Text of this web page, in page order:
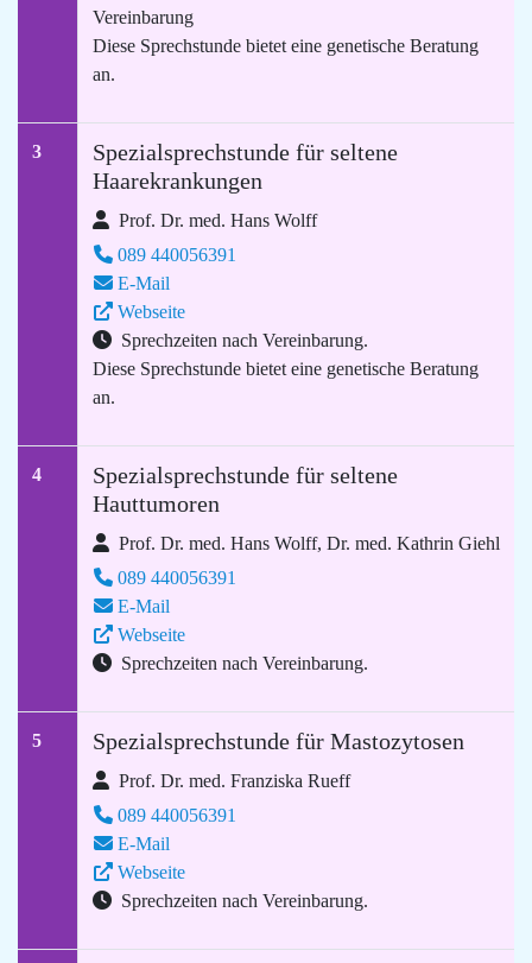
Vereinbarung
Diese Sprechstunde bietet eine genetische Beratung
an.
3
Spezialsprechstunde für seltene
Haarekrankungen
Prof. Dr. med. Hans Wolff
089 440056391
E-Mail
Webseite
Sprechzeiten nach Vereinbarung.
Diese Sprechstunde bietet eine genetische Beratung
an.
4
Spezialsprechstunde für seltene
Hauttumoren
Prof. Dr. med. Hans Wolff, Dr. med. Kathrin Giehl
089 440056391
E-Mail
Webseite
Sprechzeiten nach Vereinbarung.
5 Spezialsprechstunde für Mastozytosen
Prof. Dr. med. Franziska Rueff
089 440056391
E-Mail
Webseite
Sprechzeiten nach Vereinbarung.